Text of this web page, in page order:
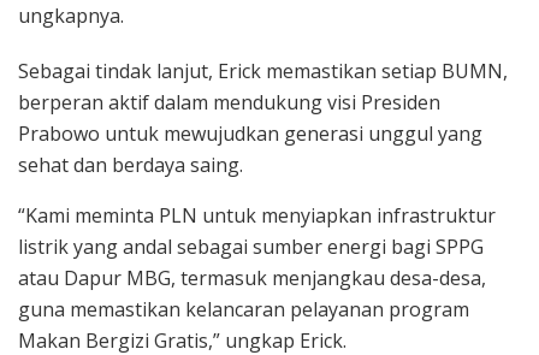
ungkapnya.
Sebagai tindak lanjut, Erick memastikan setiap BUMN,
berperan aktif dalam mendukung visi Presiden
Prabowo untuk mewujudkan generasi unggul yang
sehat dan berdaya saing.
“Kami meminta PLN untuk menyiapkan infrastruktur
listrik yang andal sebagai sumber energi bagi SPPG
atau Dapur MBG, termasuk menjangkau desa-desa,
guna memastikan kelancaran pelayanan program
Makan Bergizi Gratis,” ungkap Erick.